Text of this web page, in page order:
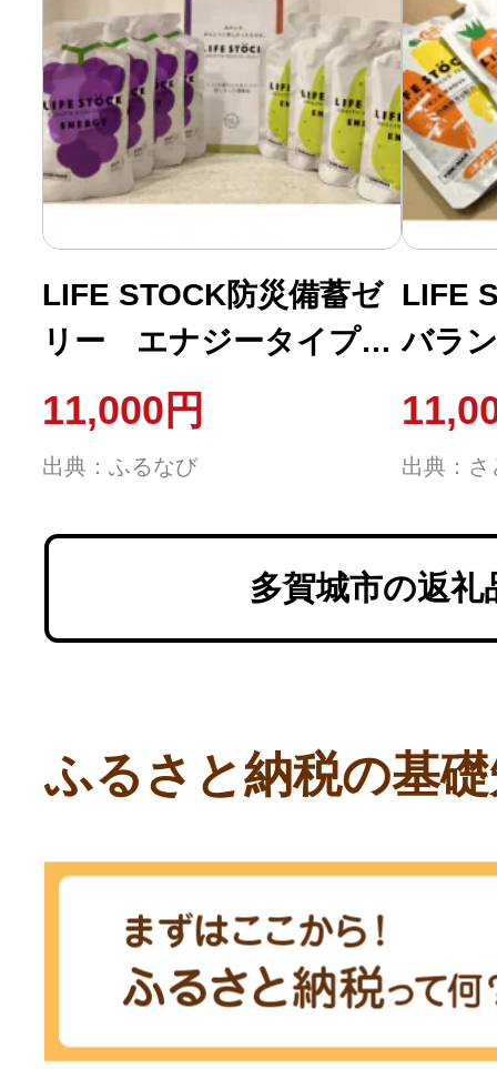
LIFE STOCK防災備蓄ゼ
リー エナジータイプ2
フレーバーセット
11,000円
出典：ふるなび
LIFE
バラ
(レモ
出典：さ
多賀城市の返礼
ふるさと納税の基